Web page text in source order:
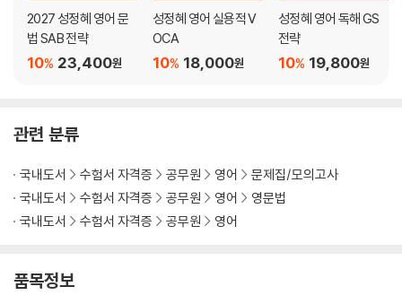
2027 성정혜 영어 문
법 SAB 전략
23,400원
10%
성정혜 영어 실용적 V
OCA
18,000원
10%
성정혜 영어 독해 GS
전략
19,800원
10%
관련 분류
국내도서 수험서 자격증 공무원 영어
문제집/모의고사
국내도서
수험서 자격증 공무원 영어
영문법
국내도서
수험서 자격증 공무원 영어
품목정보